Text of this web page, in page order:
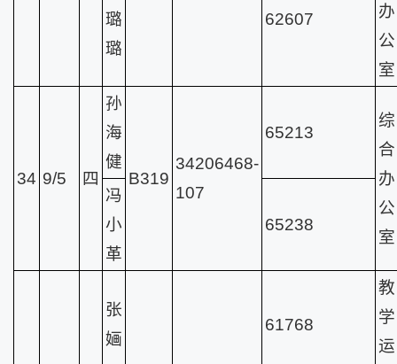
办
公
室
璐
璐
62607
34 9/5 四
孙
海
健
B319
34206468-
107
65213
综
合
办
公
室
冯
小
革
65238
张
婳
61768
教
学
运